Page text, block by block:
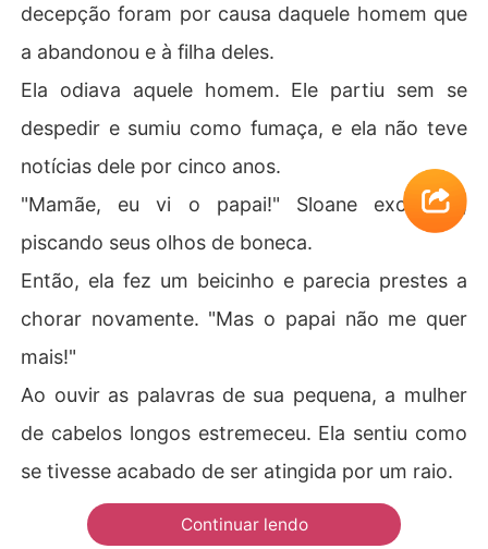
decepção foram por causa daquele homem que
a abandonou e à filha deles.
Ela odiava aquele homem. Ele partiu sem se
despedir e sumiu como fumaça, e ela não teve
notícias dele por cinco anos.
"Mamãe, eu vi o papai!" Sloane exclamou,
piscando seus olhos de boneca.
Então, ela fez um beicinho e parecia prestes a
chorar novamente. "Mas o papai não me quer
mais!"
Ao ouvir as palavras de sua pequena, a mulher
de cabelos longos estremeceu. Ela sentiu como
se tivesse acabado de ser atingida por um raio.
Continuar lendo